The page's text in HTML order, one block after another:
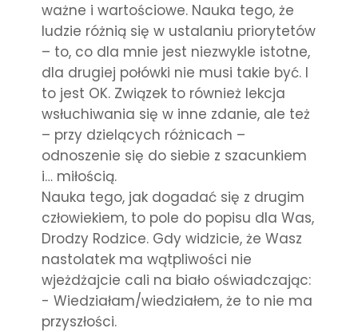
ważne i wartościowe. Nauka tego, że
ludzie różnią się w ustalaniu priorytetów
– to, co dla mnie jest niezwykle istotne,
dla drugiej połówki nie musi takie być. I
to jest OK. Związek to również lekcja
wsłuchiwania się w inne zdanie, ale też
– przy dzielących różnicach –
odnoszenie się do siebie z szacunkiem
i… miłością.
Nauka tego, jak dogadać się z drugim
człowiekiem, to pole do popisu dla Was,
Drodzy Rodzice. Gdy widzicie, że Wasz
nastolatek ma wątpliwości nie
wjeżdżajcie cali na biało oświadczając:
- Wiedziałam/wiedziałem, że to nie ma
przyszłości.